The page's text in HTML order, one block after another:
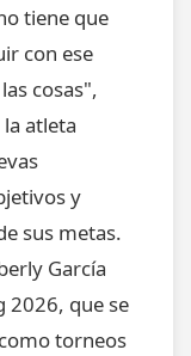
tiene que
con ese
cosas",
atleta
y
sus metas.
García
2026, que se
torneos